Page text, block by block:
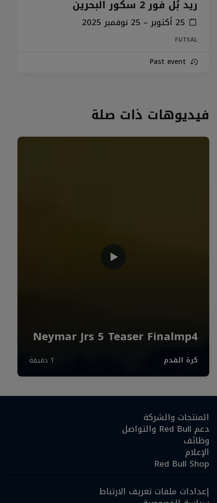
ريد بُل فور 2 سكور البحرين
25 أكتوبر – 25 نوفمبر 2025
FUTSAL
Past event
فيديوهات ذات صلة